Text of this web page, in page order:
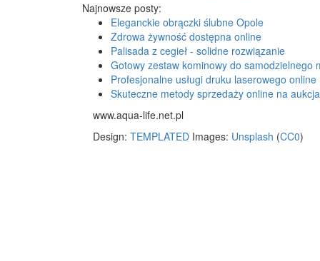
Najnowsze posty:
Eleganckie obrączki ślubne Opole
Zdrowa żywność dostępna online
Palisada z cegieł - solidne rozwiązanie
Gotowy zestaw kominowy do samodzielnego
Profesjonalne usługi druku laserowego online
Skuteczne metody sprzedaży online na
www.aqua-life.net.pl
Design: TEMPLATED Images: Unsplash (CC0)